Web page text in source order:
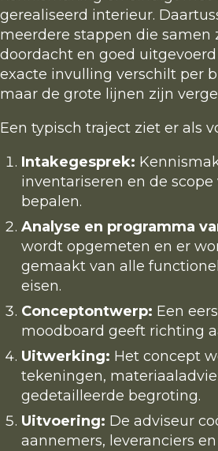
gerealiseerd interieur.
meerdere stappen die samen
doordacht en goed
exacte invulling verschilt per
maar de grote lijnen zijn
Een typisch traject ziet er als
Intakegesprek:
inventariseren en de
bepalen.
Analyse en programma
wordt opgemeten en er
gemaakt van alle
eisen.
Conceptontwerp: Een
moodboard geeft richting
Uitwerking: Het concept
tekeningen,
gedetailleerde begroting.
Uitvoering: De adviseur
aannemers, leveranciers